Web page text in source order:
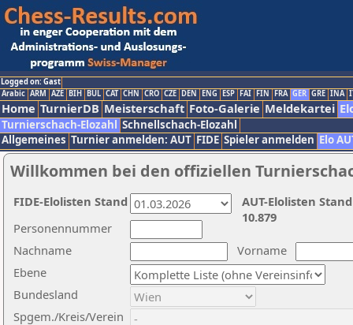
Logged on: Gast
Arabic ARM AZE BIH BUL CAT CHN CRO CZE DEN ENG ESP FAI FIN FRA GER GRE INA
Home TurnierDB Meisterschaft Foto-Galerie Meldekartei
Turnierschach-Elozahl Schnellschach-Elozahl
Allgemeines Turnier anmelden: AUT FIDE Spieler anmelden Elo
Willkommen bei den offiziellen
Nachname
Vorname
Ebene
Personennummer
Bundesland
Spgem./Kreis/Verein
AUT-Elolisten
10.879
FIDE-Elolisten Stand